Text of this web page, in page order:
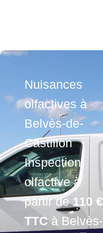
Nuisances
olfactives à
Belvès-de-
Castillon
Inspection
olfactive à
partir de110 €
TTC à Belvès-